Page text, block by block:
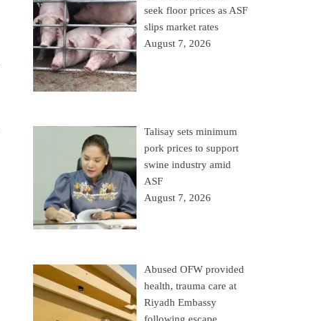
seek floor prices as ASF
slips market rates
August 7, 2026
Talisay sets minimum
pork prices to support
swine industry amid
ASF
August 7, 2026
Abused OFW provided
health, trauma care at
Riyadh Embassy